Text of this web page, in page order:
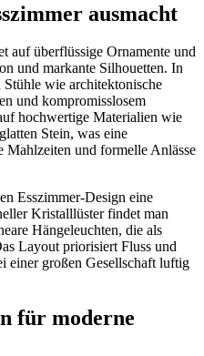
ausmacht
auf überflüssige Ornamente und
und markante Silhouetten. In
wie architektonische
und kompromisslosem
hochwertige Materialien wie
Stein, was eine
Mahlzeiten und formelle Anlässe
Esszimmer-Design eine
Kristalllüster findet man
Hängeleuchten, die als
Layout priorisiert Fluss und
einer großen Gesellschaft luftig
für moderne